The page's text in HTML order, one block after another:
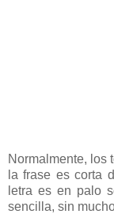
Normalmente, los
la frase es corta
letra es en palo
sencilla, sin